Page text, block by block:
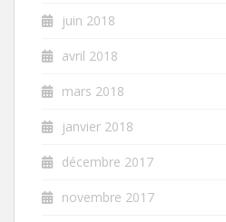
juin 2018
avril 2018
mars 2018
janvier 2018
décembre 2017
novembre 2017